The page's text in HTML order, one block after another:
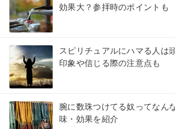
効果大？参拝時のポイントも
スピリチュアルにハマる人は
印象や信じる際の注意点も
腕に数珠つけてる奴ってなん
味・効果を紹介